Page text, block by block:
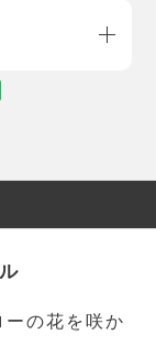
の花を咲か